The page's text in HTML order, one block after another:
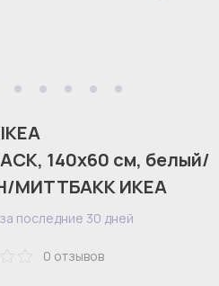
140х60 см, белый/
МИТТБАКК ИКЕА
0 отзывов
последние 30 дней